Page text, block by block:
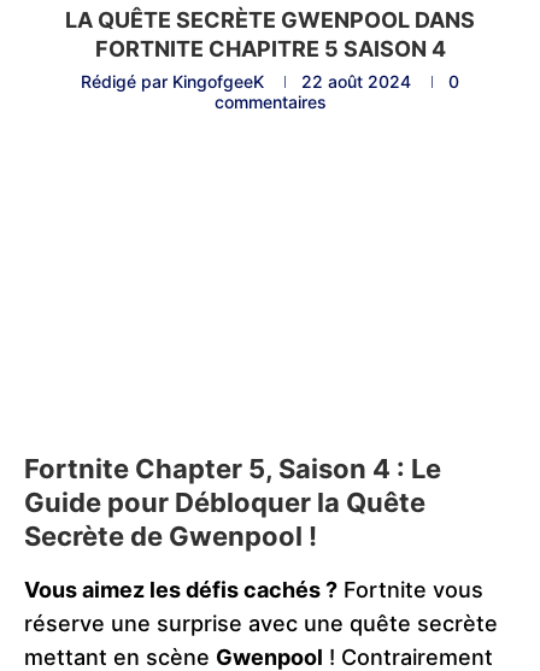
LA QUÊTE SECRÈTE GWENPOOL DANS
FORTNITE CHAPITRE 5 SAISON 4
Rédigé par KingofgeeK 22 août 2024
0
commentaires
Fortnite Chapter 5, Saison 4 : Le
Guide pour Débloquer la Quête
Secrète de Gwenpool !
Vous aimez les défis cachés ? Fortnite vous
réserve une surprise avec une quête secrète
mettant en scène Gwenpool ! Contrairement